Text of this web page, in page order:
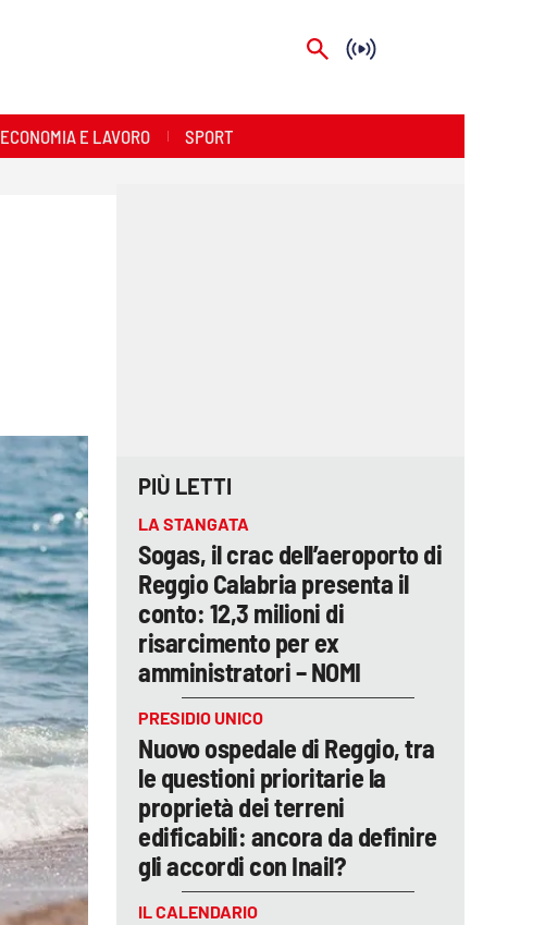
ECONOMIA E LAVORO SPORT
PIÙ LETTI
LA STANGATA
Sogas, il crac dell’aeroporto di
Reggio Calabria presenta il
conto: 12,3 milioni di
risarcimento per ex
amministratori – NOMI
PRESIDIO UNICO
Nuovo ospedale di Reggio, tra
le questioni prioritarie la
proprietà dei terreni
edificabili: ancora da definire
gli accordi con Inail?
IL CALENDARIO